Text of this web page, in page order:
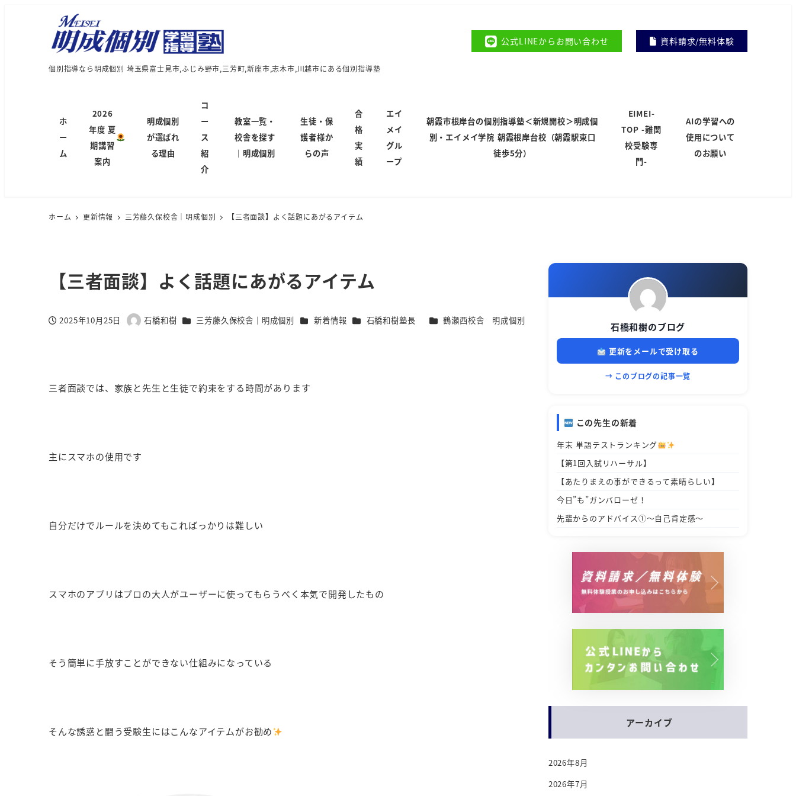
個別指導なら明成個別 埼玉県富士見市,ふじみ野市,三芳町,新座市,志木市,川越市にある個別指導塾
公式LINEからお問い合わせ 資料請求/無料体験
ホ
ー
ム
2026
年度 夏
期講習
案内
明成個別
が選ばれ
る理由
コ
ー
ス
紹
介
教室一覧・
校舎を探す
｜明成個別
生徒・保
護者様か
らの声
合
格
実
績
エイ
メイ
グル
ープ
朝霞市根岸台の個別指導塾＜新規開校＞明成個
別・エイメイ学院 朝霞根岸台校（朝霞駅東口
徒歩5分）
EIMEI-
TOP -難関
校受験専
門-
AIの学習への
使用について
のお願い
ホーム 更新情報 三芳藤久保校舎｜明成個別 【三者面談】よく話題にあがるアイテム
【三者面談】よく話題にあがるアイテム
投稿日
2025年10月25日
著
石橋和樹 カテゴリー
三芳藤久保校舎｜明成個別 カテゴリー
新着情報 カテゴリー
石橋和樹塾長 カテゴリー
鶴瀬西校舎 明成個別
三者面談では、家族と先生と生徒で約束をする時間があります
主にスマホの使用です
自分だけでルールを決めてもこればっかりは難しい
スマホのアプリはプロの大人がユーザーに使ってもらうべく本気で開発したもの
そう簡単に手放すことができない仕組みになっている
そんな誘惑と闘う受験生にはこんなアイテムがお勧め
石橋和樹のブログ
更新をメールで受け取る
→ このブログの記事一覧
この先生の新着
年末 単語テストランキング
【第1回入試リハーサル】
【あたりまえの事ができるって素晴らしい】
今日”も”ガンバローゼ！
先輩からのアドバイス①～自己肯定感～
アーカイブ
2026年8月
2026年7月